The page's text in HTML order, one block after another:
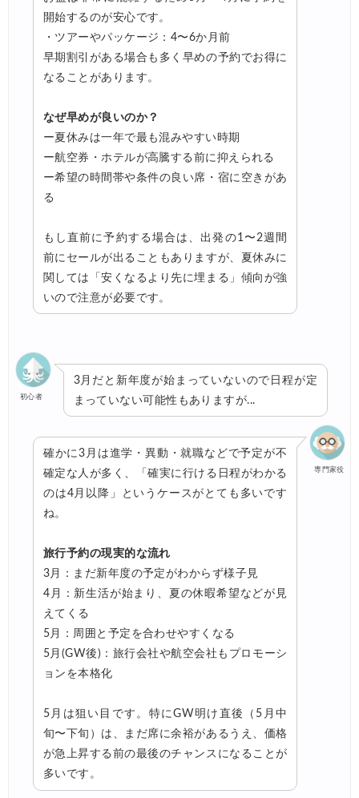
開始するのが安心です。
・ツアーやパッケージ：4〜6か月前
早期割引がある場合も多く早めの予約でお得に
なることがあります。
なぜ早めが良いのか？
ー夏休みは一年で最も混みやすい時期
ー航空券・ホテルが高騰する前に抑えられる
ー希望の時間帯や条件の良い席・宿に空きがあ
る
もし直前に予約する場合は、出発の1〜2週間
前にセールが出ることもありますが、夏休みに
関しては「安くなるより先に埋まる」傾向が強
いので注意が必要です。
初心者
3月だと新年度が始まっていないので日程が定
まっていない可能性もありますが...
専門家役
確かに3月は進学・異動・就職などで予定が不
確定な人が多く、「確実に行ける日程がわかる
のは4月以降」というケースがとても多いです
ね。
旅行予約の現実的な流れ
3月：まだ新年度の予定がわからず様子見
4月：新生活が始まり、夏の休暇希望などが見
えてくる
5月：周囲と予定を合わせやすくなる
5月(GW後)：旅行会社や航空会社もプロモーシ
ョンを本格化
5月は狙い目です。特にGW明け直後（5月中
旬〜下旬）は、まだ席に余裕があるうえ、価格
が急上昇する前の最後のチャンスになることが
多いです。